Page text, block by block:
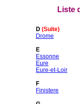
Liste
D (Suite)
Drome
E
Essonne
Eure
Eure-et-Loir
F
Finistere